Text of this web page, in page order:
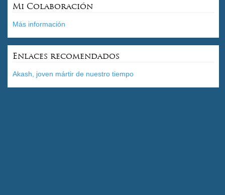
Mi Colaboración
Más información
Enlaces recomendados
Akash, joven mártir de nuestro tiempo